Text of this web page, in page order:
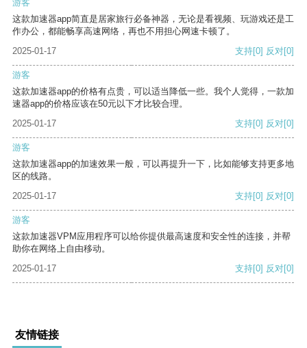
游客
这款加速器app简直是居家旅行必备神器，无论是看视频、玩游戏还是工
作办公，都能畅享高速网络，再也不用担心网速卡顿了。
2025-01-17
支持[0] 反对[0]
游客
这款加速器app的价格有点贵，可以适当降低一些。我个人觉得，一款加
速器app的价格应该在50元以下才比较合理。
2025-01-17
支持[0] 反对[0]
游客
这款加速器app的加速效果一般，可以再提升一下，比如能够支持更多地
区的线路。
2025-01-17
支持[0] 反对[0]
游客
这款加速器VPM应用程序可以给你提供最高速度和安全性的连接，并帮
助你在网络上自由移动。
2025-01-17
支持[0] 反对[0]
友情链接